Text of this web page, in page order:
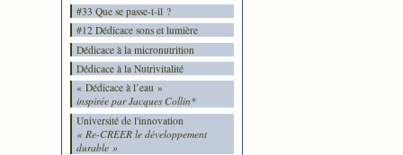
#33 Que se passe-t-il ?
#12 Dédicace sons et lumière
Dédicace à la micronutrition
Dédicace à la Nutrivitalité
« Dédicace à l’eau »
inspirée par Jacques Collin*
Université de l'innovation
« Re-CREER le développement
durable »